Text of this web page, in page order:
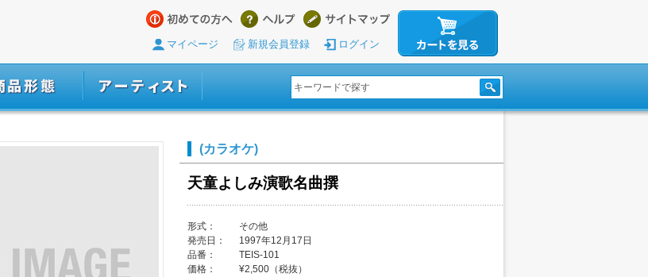
マイページ 新規会員登録 ログイン
(カラオケ)
天童よしみ演歌名曲撰
形式：
その他
発売日：
1997年12月17日
品番：
TEIS-101
価格：
¥2,500（税抜）